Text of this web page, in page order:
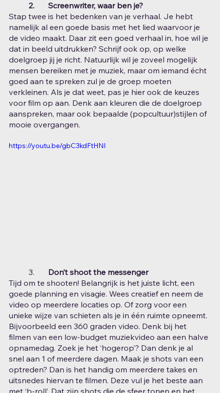
2.	Screenwriter, waar ben je?
Stap twee is het bedenken van je verhaal. Je hebt
namelijk al een goede basis met het lied waarvoor je
de video maakt. Daar zit een goed verhaal in, hoe wil je
dat in beeld uitdrukken? Schrijf ook op, op welke
doelgroep jij je richt. Natuurlijk wil je zoveel mogelijk
mensen bereiken met je muziek, maar om iemand écht
goed aan te spreken zul je de groep moeten
verkleinen. Als je dat weet, pas je hier ook de keuzes
voor film op aan. Denk aan kleuren die de doelgroep
aanspreken, maar ook bepaalde (popcultuur)stijlen of
mooie overgangen.
https://youtu.be/gbC3kdFtHNI
Don’t shoot the messenger
Tijd om te shooten! Belangrijk is het juiste licht, een
goede planning en visagie. Wees creatief en neem de
video op meerdere locaties op. Of zorg voor een
unieke wijze van schieten als je in één ruimte opneemt.
Bijvoorbeeld een 360 graden video. Denk bij het
filmen van een low-budget muziekvideo aan een halve
opnamedag. Zoek je het ‘hogerop’? Dan denk je al
snel aan 1 of meerdere dagen. Maak je shots van een
optreden? Dan is het handig om meerdere takes en
uitsnedes hiervan te filmen. Deze vul je het beste aan